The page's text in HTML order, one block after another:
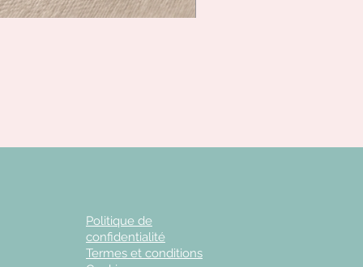
Politique de
confidentialité
Termes et conditions